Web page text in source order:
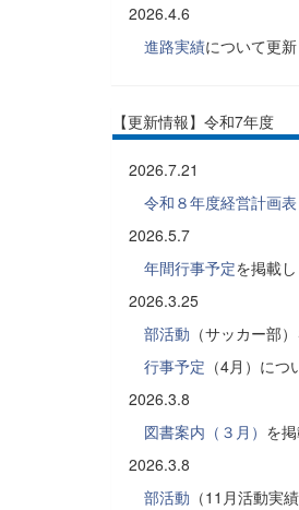
2026.4.6
進路実績について更新
【更新情報】令和7年度
2026.7.21
令和８年度経営計画
2026.5.7
年間行事予定を掲載し
2026.3.25
部活動 （サッカー部
行事予定 （4月）に
2026.3.8
図書案内（３月） を
2026.3.8
部活動 （11月活動実